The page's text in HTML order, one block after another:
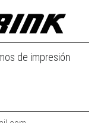
de impresión